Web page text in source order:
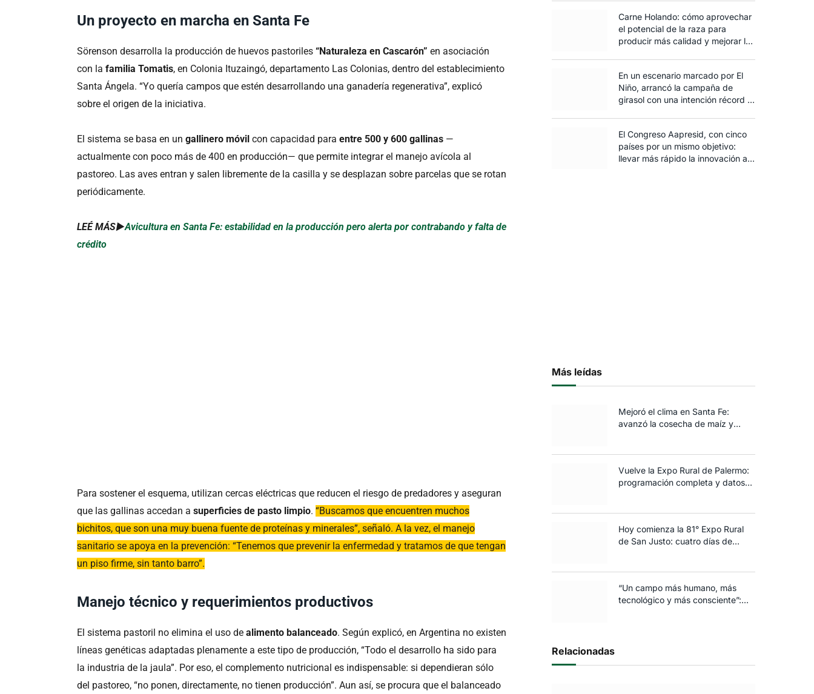
Un proyecto en marcha en Santa Fe
Sörenson desarrolla la producción de huevos pastoriles“Naturaleza en Cascarón” en asociación
con lafamilia Tomatis, en Colonia Ituzaingó, departamento Las Colonias, dentro del establecimiento
Santa Ángela. “Yo quería campos que estén desarrollando una ganadería regenerativa”, explicó
sobre el origen de la iniciativa.
El sistema se basa en ungallinero móvil con capacidad paraentre 500 y 600 gallinas —
actualmente con poco más de 400 en producción— que permite integrar el manejo avícola al
pastoreo. Las aves entran y salen libremente de la casilla y se desplazan sobre parcelas que se rotan
periódicamente.
LEÉ MÁS►Avicultura en Santa Fe: estabilidad en la producción pero alerta por contrabando y falta de
crédito
Para sostener el esquema, utilizan cercas eléctricas que reducen el riesgo de predadores y aseguran
que las gallinas accedan asuperficies de pasto limpio.“Buscamos que encuentren muchos
bichitos, que son una muy buena fuente de proteínas y minerales”, señaló. A la vez, el manejo
sanitario se apoya en la prevención: “Tenemos que prevenir la enfermedad y tratamos de que tengan
un piso firme, sin tanto barro”.
Manejo técnico y requerimientos productivos
El sistema pastoril no elimina el uso dealimento balanceado. Según explicó, en Argentina no existen
líneas genéticas adaptadas plenamente a este tipo de producción, “Todo el desarrollo ha sido para
la industria de la jaula”. Por eso, el complemento nutricional es indispensable: si dependieran sólo
del pastoreo, “no ponen, directamente, no tienen producción”. Aun así, se procura que el balanceado
Carne Holando: cómo aprovechar
el potencial de la raza para
producir más calidad y mejorar la
En un escenario marcado por El
Niño, arrancó la campaña de
girasol con una intención récord y
El Congreso Aapresid, con cinco
países por un mismo objetivo:
llevar más rápido la innovación al
Más leídas
Mejoró el clima en Santa Fe:
avanzó la cosecha de maíz y
Vuelve la Expo Rural de Palermo:
programación completa y datos
Hoy comienza la 81° Expo Rural
de San Justo: cuatro días de
“Un campo más humano, más
tecnológico y más consciente”:
Relacionadas